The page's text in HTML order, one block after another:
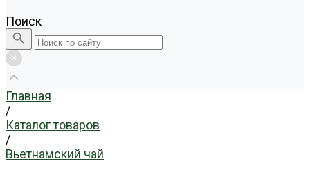
Поиск
Главная
/
Каталог товаров
/
Вьетнамский чай